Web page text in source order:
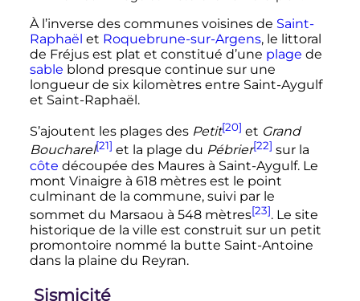
À l’inverse des communes voisines de Saint-
Raphaël et Roquebrune-sur-Argens, le littoral
de Fréjus est plat et constitué d’une plage de
sable blond presque continue sur une
longueur de six kilomètres entre Saint-Aygulf
et Saint-Raphaël.
S’ajoutent les plages des Petit[20] et Grand
Boucharel[21] et la plage du Pébrier[22] sur la
côte découpée des Maures à Saint-Aygulf. Le
mont Vinaigre à 618 mètresest le point
culminant de la commune, suivi par le
sommet du Marsaou à 548 mètres[23]. Le site
historique de la ville est construit sur un petit
promontoire nommé la butte Saint-Antoine
dans la plaine du Reyran.
Sismicité